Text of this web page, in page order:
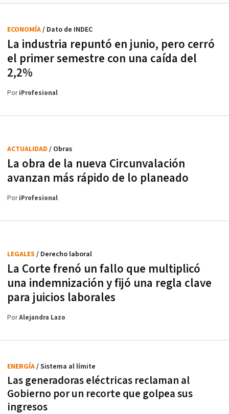
La industria repuntó en junio, pero cerró
el primer semestre con una caída del
2,2%
ECONOMÍA/ Dato de INDEC
PoriProfesional
La obra de la nueva Circunvalación
avanzan más rápido de lo planeado
ACTUALIDAD / Obras
PoriProfesional
La Corte frenó un fallo que multiplicó
una indemnización y fijó una regla clave
para juicios laborales
LEGALES / Derecho laboral
PorAlejandra Lazo
Las generadoras eléctricas reclaman al
Gobierno por un recorte que golpea sus
ingresos
ENERGÍA/ Sistema al límite